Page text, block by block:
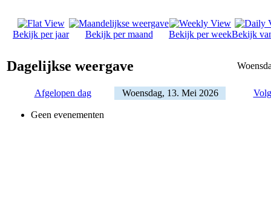
Bekijk per jaar Bekijk per maand Bekijk per weekBekijk
Dagelijkse weergave
Afgelopen dag Woensdag, 13. Mei 2026
Geen evenementen